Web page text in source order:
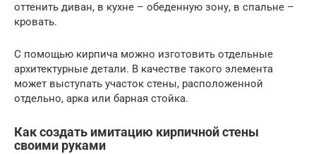
оттенить диван, в кухне – обеденную зону, в спальне –
кровать.
С помощью кирпича можно изготовить отдельные
архитектурные детали. В качестве такого элемента
может выступать участок стены, расположенной
отдельно, арка или барная стойка.
Как создать имитацию кирпичной стены
своими руками